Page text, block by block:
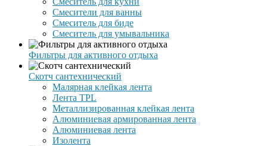
Смесители для ванны
Смеситель для биде
Смеситель для умывальника
Фильтры для активного отдыха
Скотч сантехнический
Малярная клейкая лента
Лента TPL
Металлизированная клейкая лента
Алюминиевая армированная лента
Алюминиевая лента
Изолента